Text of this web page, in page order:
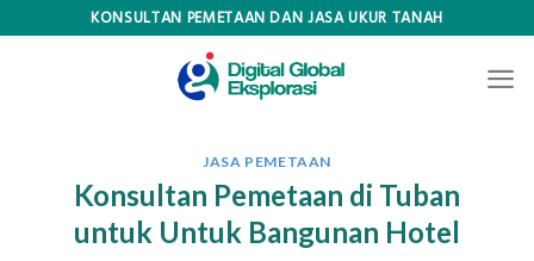
KONSULTAN PEMETAAN DAN JASA UKUR TANAH
JASA PEMETAAN
Konsultan Pemetaan di Tuban
untuk Untuk Bangunan Hotel